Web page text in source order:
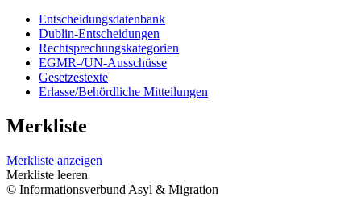
Entscheidungsdatenbank
Dublin-Entscheidungen
Rechtsprechungskategorien
EGMR-/UN-Ausschüsse
Gesetzestexte
Erlasse/Behördliche Mitteilungen
Merkliste
Merkliste anzeigen
Merkliste leeren
© Informationsverbund Asyl & Migration